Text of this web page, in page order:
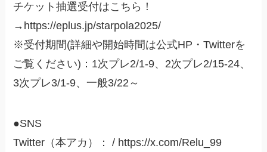
チケット抽選受付はこちら！
→https://eplus.jp/starpola2025/
※受付期間(詳細や開始時間は公式HP・Twitterを
ご覧ください)：1次プレ2/1-9、2次プレ2/15-24、
3次プレ3/1-9、一般3/22～
●SNS
Twitter（本アカ）： / https://x.com/Relu_99